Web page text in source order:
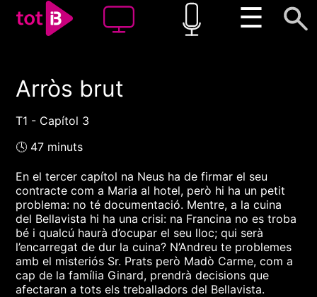
☰
00:00 00:00
Arròs brut
T1 - Capítol 3
🕓 47 minuts
En el tercer capítol na Neus ha de firmar el seu
contracte com a Maria al hotel, però hi ha un petit
problema: no té documentació. Mentre, a la cuina
del Bellavista hi ha una crisi: na Francina no es troba
bé i qualcú haurà d’ocupar el seu lloc; qui serà
l’encarregat de dur la cuina? N’Andreu te problemes
amb el misteriós Sr. Prats però Madò Carme, com a
cap de la família Ginard, prendrà decisions que
afectaran a tots els treballadors del Bellavista.